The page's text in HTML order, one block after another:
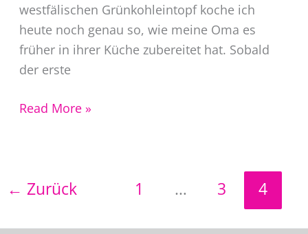
westfälischen Grünkohleintopf koche ich
heute noch genau so, wie meine Oma es
früher in ihrer Küche zubereitet hat. Sobald
der erste
Frischen
westfälische
Read More »
← Zurück 1 … 3 4